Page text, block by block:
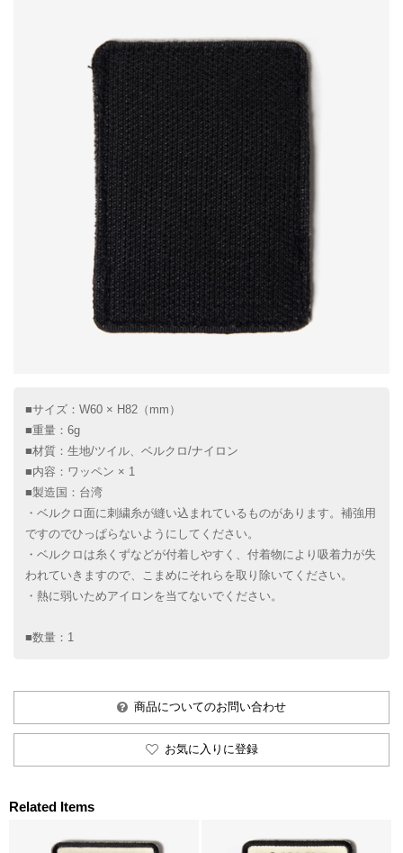
■サイズ：W60 × H82（mm）
■重量：6g
■材質：生地/ツイル、ベルクロ/ナイロン
■内容：ワッペン × 1
■製造国：台湾
・ベルクロ面に刺繍糸が縫い込まれているものがあります。補強用
ですのでひっぱらないようにしてください。
・ベルクロは糸くずなどが付着しやすく、付着物により吸着力が失
われていきますので、こまめにそれらを取り除いてください。
・熱に弱いためアイロンを当てないでください。
■数量：1
商品についてのお問い合わせ
お気に入りに登録
Related Items